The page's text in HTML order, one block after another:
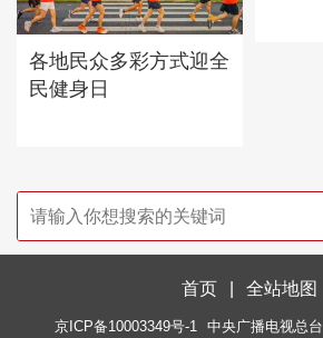
各地民众多彩方式迎全
民健身日
首页 全站地图
京ICP备10003349号-1 中央广播电视总台